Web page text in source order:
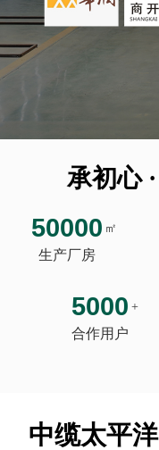
承初心
50000 ㎡
生产厂房
5000 +
合作用户
中缆太平